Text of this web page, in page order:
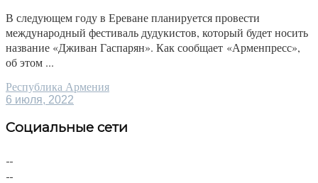
В следующем году в Ереване планируется провести
международный фестиваль дудукистов, который будет носить
название «Дживан Гаспарян». Как сообщает «Арменпресс»,
об этом ...
Республика Армения
6 июля, 2022
Социальные сети